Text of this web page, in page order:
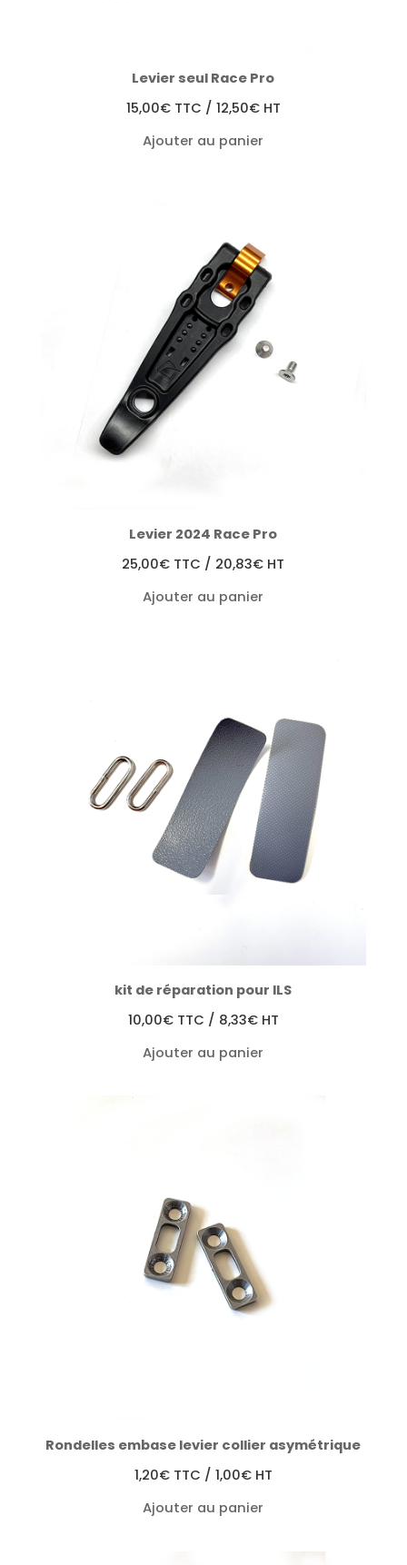
Levier seul Race Pro
15,00€ TTC / 12,50€HT
Ajouter au panier
Levier 2024 Race Pro
25,00€ TTC / 20,83€ HT
Ajouter au panier
kit de réparation pour ILS
10,00€ TTC / 8,33€HT
Ajouter au panier
Rondelles embase levier collier asymétrique
1,20€ TTC / 1,00€HT
Ajouter au panier